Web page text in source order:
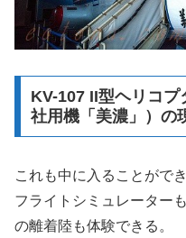
KV-107 II型ヘリコ
社用機「美濃」）の
これも中に入ることができ
フライトシミュレーター
の離着陸も体験できる。